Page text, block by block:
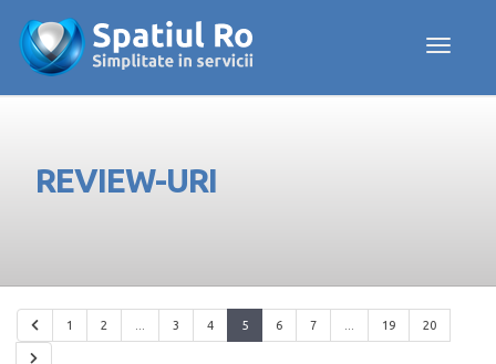
Toggle
REVIEW-URI
1 2 3 4 5 6 7 19 20